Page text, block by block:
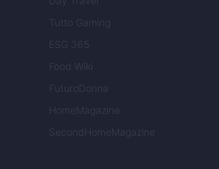
Tutto Gaming
ESG 365
Food Wiki
FuturoDonna
HomeMagazine
SecondHomeMagazine